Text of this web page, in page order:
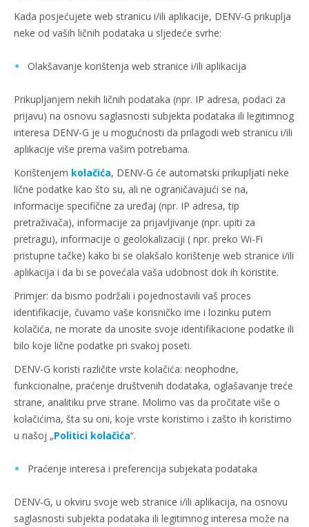
Kada posjećujete web stranicu i/ili aplikacije, DENV-G prikuplja
neke od vaših ličnih podataka u sljedeće svrhe:
Olakšavanje korištenja web stranice i/ili aplikacija
Prikupljanjem nekih ličnih podataka (npr. IP adresa, podaci za
prijavu) na osnovu saglasnosti subjekta podataka ili legitimnog
interesa DENV-G je u mogućnosti da prilagodi web stranicu i/ili
aplikacije više prema vašim potrebama.
Korištenjem kolačića, DENV-G će automatski prikupljati neke
lične podatke kao što su, ali ne ograničavajući se na,
informacije specifične za uređaj (npr. IP adresa, tip
pretraživača), informacije za prijavljivanje (npr. upiti za
pretragu), informacije o geolokalizaciji ( npr. preko Wi-Fi
pristupne tačke) kako bi se olakšalo korištenje web stranice i/ili
aplikacija i da bi se povećala vaša udobnost dok ih koristite.
Primjer: da bismo podržali i pojednostavili vaš proces
identifikacije, čuvamo vaše korisničko ime i lozinku putem
kolačića, ne morate da unosite svoje identifikacione podatke ili
bilo koje lične podatke pri svakoj poseti.
DENV-G koristi različite vrste kolačića: neophodne,
funkcionalne, praćenje društvenih dodataka, oglašavanje treće
strane, analitiku prve strane. Molimo vas da pročitate više o
kolačićima, šta su oni, koje vrste koristimo i zašto ih koristimo
u našoj „Politici kolačića“.
Praćenje interesa i preferencija subjekata podataka
DENV-G, u okviru svoje web stranice i/ili aplikacija, na osnovu
saglasnosti subjekta podataka ili legitimnog interesa može na